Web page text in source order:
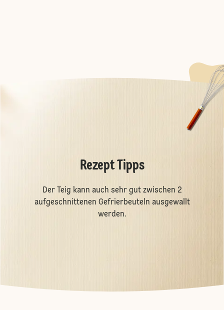
Rezept Tipps
Der Teig kann auch sehr gut zwischen 2
aufgeschnittenen Gefrierbeuteln ausgewallt
werden.